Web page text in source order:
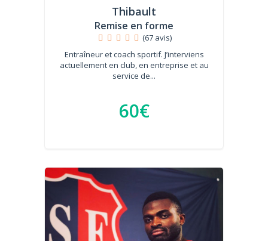
Thibault
Remise en forme
(67 avis)
Entraîneur et coach sportif. J’interviens
actuellement en club, en entreprise et au
service de...
60€